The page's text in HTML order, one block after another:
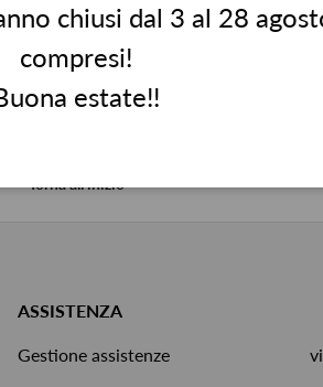
chiusi dal 3 al 28
compresi!
estate!!
Torna all’inizio
ASSISTENZA
Gestione assistenze